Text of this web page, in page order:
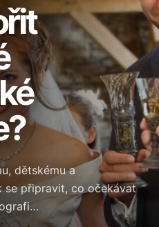
dětskému a
se připravit, co očekávat